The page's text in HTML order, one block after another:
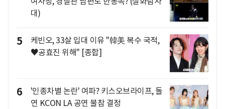
대)
5
케빈오, 33살 입대 이유 "韓美 복수 국적,
♥공효진 위해" [종합]
6
'인종차별 논란' 여파? 키스오브라이프, 돌
연 KCON LA 공연 불참 결정